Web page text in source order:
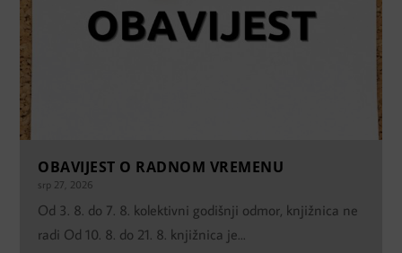
OBAVIJEST O RADNOM VREMENU
srp 27, 2026
Od 3. 8. do 7. 8. kolektivni godišnji odmor, knjižnica ne
radi Od 10. 8. do 21. 8. knjižnica je...